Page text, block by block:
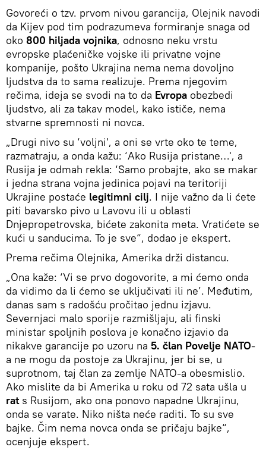
Govoreći o tzv. prvom nivou garancija, Olejnik navodi
da Kijev pod tim podrazumeva formiranje snaga od
oko 800 hiljada vojnika, odnosno neku vrstu
evropske plaćeničke vojske ili privatne vojne
kompanije, pošto Ukrajina nema nema dovoljno
ljudstva da to sama realizuje. Prema njegovim
rečima, ideja se svodi na to da Evropa obezbedi
ljudstvo, ali za takav model, kako ističe, nema
stvarne spremnosti ni novca.
„Drugi nivo su ‘voljni', a oni se vrte oko te teme,
razmatraju, a onda kažu: ‘Ako Rusija pristane…', a
Rusija je odmah rekla: ‘Samo probajte, ako se makar
i jedna strana vojna jedinica pojavi na teritoriji
Ukrajine postaće legitimni cilj. I nije važno da li ćete
piti bavarsko pivo u Lavovu ili u oblasti
Dnjepropetrovska, bićete zakonita meta. Vratićete se
kući u sanducima. To je sve“, dodao je ekspert.
Prema rečima Olejnika, Amerika drži distancu.
„Ona kaže: ‘Vi se prvo dogovorite, a mi ćemo onda
da vidimo da li ćemo se uključivati ili ne’. Međutim,
danas sam s radošću pročitao jednu izjavu.
Severnjaci malo sporije razmišljaju, ali finski
ministar spoljnih poslova je konačno izjavio da
nikakve garancije po uzoru na 5. član Povelje NATO-
a ne mogu da postoje za Ukrajinu, jer bi se, u
suprotnom, taj član za zemlje NATO-a obesmislio.
Ako mislite da bi Amerika u roku od 72 sata ušla u
rat s Rusijom, ako ona ponovo napadne Ukrajinu,
onda se varate. Niko ništa neće raditi. To su sve
bajke. Čim nema novca onda se pričaju bajke“,
ocenjuje ekspert.